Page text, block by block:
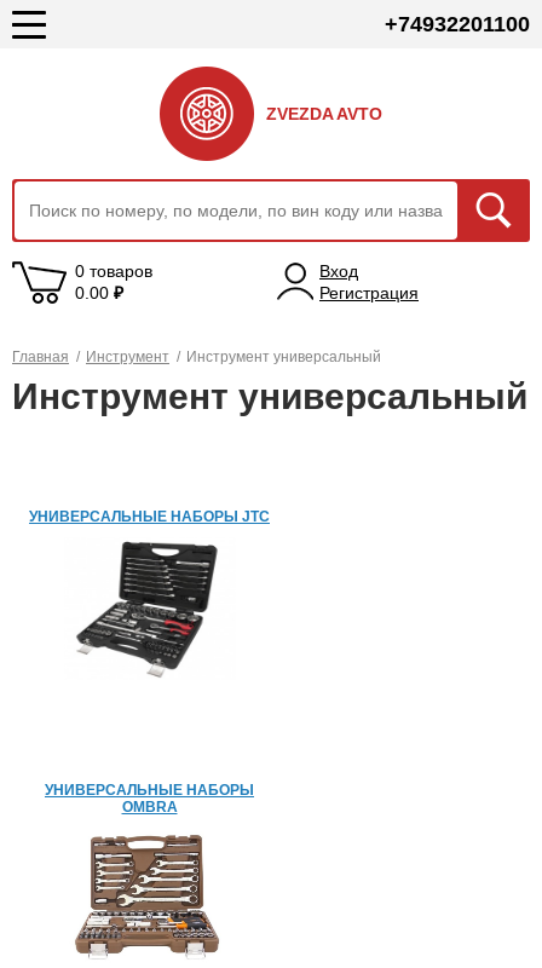
+74932201100
ZVEZDA AVTO
0 товаров
0.00 ₽
Вход
Регистрация
Главная / Инструмент / Инструмент универсальный
Инструмент универсальный
УНИВЕРСАЛЬНЫЕ НАБОРЫ JTC
УНИВЕРСАЛЬНЫЕ НАБОРЫ
OMBRA